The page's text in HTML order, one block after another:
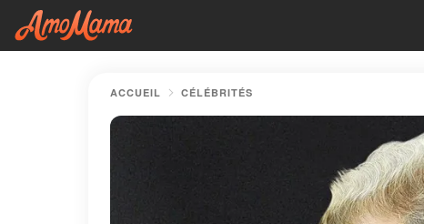
ACCUEIL CÉLÉBRITÉS